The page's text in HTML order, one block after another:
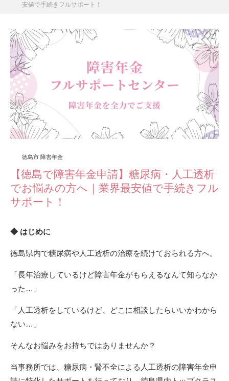
安値で手続きフルサポート！
徳島市 障害年金
【徳島で障害年金申請】糖尿病・人工透析
でお悩みの方へ｜業界最安値で手続きフル
サポート！
◆ はじめに
徳島県内で糖尿病や人工透析の治療を続けておられる方へ。
「長年治療しているけど障害年金がもらえるなんて知らなか
った…」
「人工透析をしているけど、どこに相談したらいいかわから
ない…」
そんなお悩みをお持ちではありませんか？
当事務所では、糖尿病・腎不全による人工透析の障害年金申